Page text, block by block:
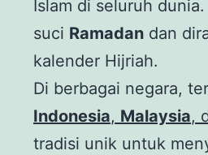
Islam di seluruh
suci Ramadan dan
kalender Hijriah.
Di berbagai negara,
Indonesia, Malaysia,
tradisi unik untuk